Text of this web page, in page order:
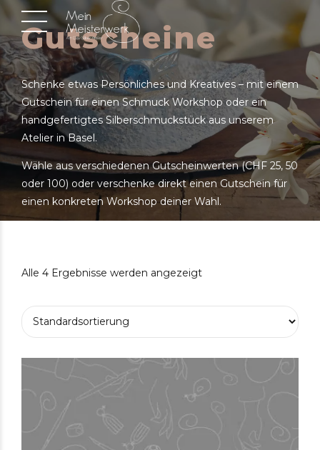
Gutscheine
Schenke etwas Persönliches und Kreatives – mit einem
Gutschein für einen Schmuck Workshop oder ein
handgefertigtes Silberschmuckstück aus unserem
Atelier in Basel.
Wähle aus verschiedenen Gutscheinwerten (CHF 25, 50
oder 100) oder verschenke direkt einen Gutschein für
einen konkreten Workshop deiner Wahl.
Alle 4 Ergebnisse werden angezeigt